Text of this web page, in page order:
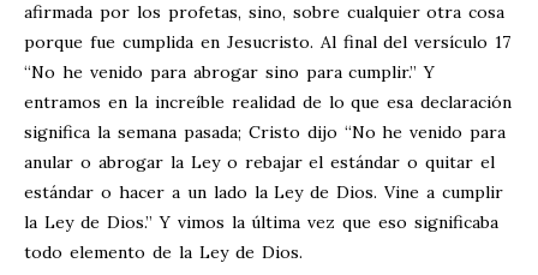
afirmada por los profetas, sino, sobre cualquier otra cosa
porque fue cumplida en Jesucristo. Al final del versículo 17
“No he venido para abrogar sino para cumplir.” Y
entramos en la increíble realidad de lo que esa declaración
significa la semana pasada; Cristo dijo “No he venido para
anular o abrogar la Ley o rebajar el estándar o quitar el
estándar o hacer a un lado la Ley de Dios. Vine a cumplir
la Ley de Dios.” Y vimos la última vez que eso significaba
todo elemento de la Ley de Dios.